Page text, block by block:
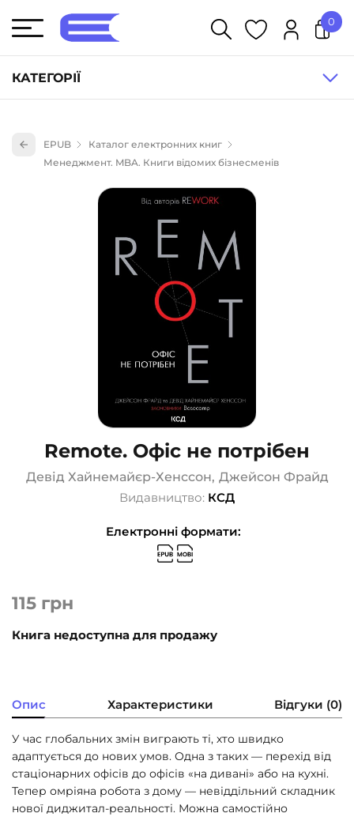
КАТЕГОРІЇ
Книги для дітей (833)
Науково-популярна література (1015)
Навчальна література та посібники (527)
Енциклопедії, довідники, словники (55)
Подарункові сертифікати (1)
0
EPUB
Каталог електронних книг
Менеджмент. MBA. Книги відомих бізнесменів
Remote. Офіс не потрібен
Девід Хайнемайєр-Хенссон, Джейсон Фрайд
Видавництво: КСД
Електронні формати:
115 грн
Книга недоступна для продажу
Опис Характеристики Відгуки (0)
У час глобальних змін виграють ті, хто швидко
адаптується до нових умов. Одна з таких — перехід від
стаціонарних офісів до офісів «на дивані» або на кухні.
Тепер омріяна робота з дому — невіддільний складник
нової диджитал-реальності. Можна самостійно